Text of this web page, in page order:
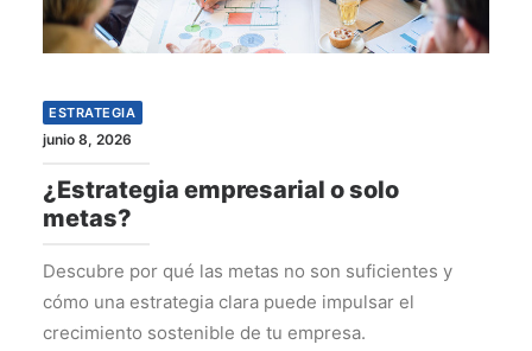
ESTRATEGIA
junio 8, 2026
¿Estrategia empresarial o solo
metas?
Descubre por qué las metas no son suficientes y
cómo una estrategia clara puede impulsar el
crecimiento sostenible de tu empresa.